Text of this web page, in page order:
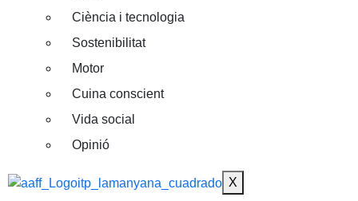
Ciència i tecnologia
Sostenibilitat
Motor
Cuina conscient
Vida social
Opinió
X